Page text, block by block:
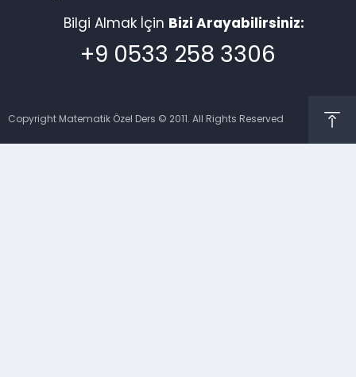
Bilgi Almak İçin Bizi Arayabilirsiniz:
+9 0533 258 3306
Copyright Matematik Özel Ders © 2011. All Rights Reserved